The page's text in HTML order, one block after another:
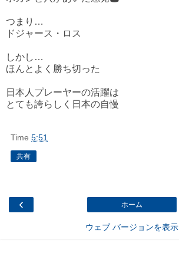
つまり…
ドジャース・ロス
しかし…
ほんとよく勝ち切った
日本人プレーヤーの活躍は
とても誇らしく日本の自慢
Time 5:51
共有
‹ ホーム
ウェブ バージョンを表示